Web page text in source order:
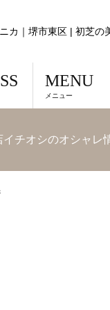
カ｜堺市東区 | 初芝の
MENU
メニュー
チオシのオシャレ